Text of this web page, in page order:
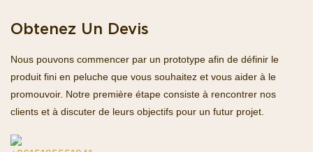
Obtenez Un Devis
Nous pouvons commencer par un prototype afin de définir le
produit fini en peluche que vous souhaitez et vous aider à le
promouvoir. Notre première étape consiste à rencontrer nos
clients et à discuter de leurs objectifs pour un futur projet.